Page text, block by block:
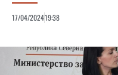
17/04/202419:38